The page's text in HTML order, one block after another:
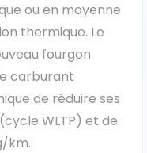
ou en moyenne
thermique. Le
fourgon
carburant
de réduire ses
WLTP) et de
km.